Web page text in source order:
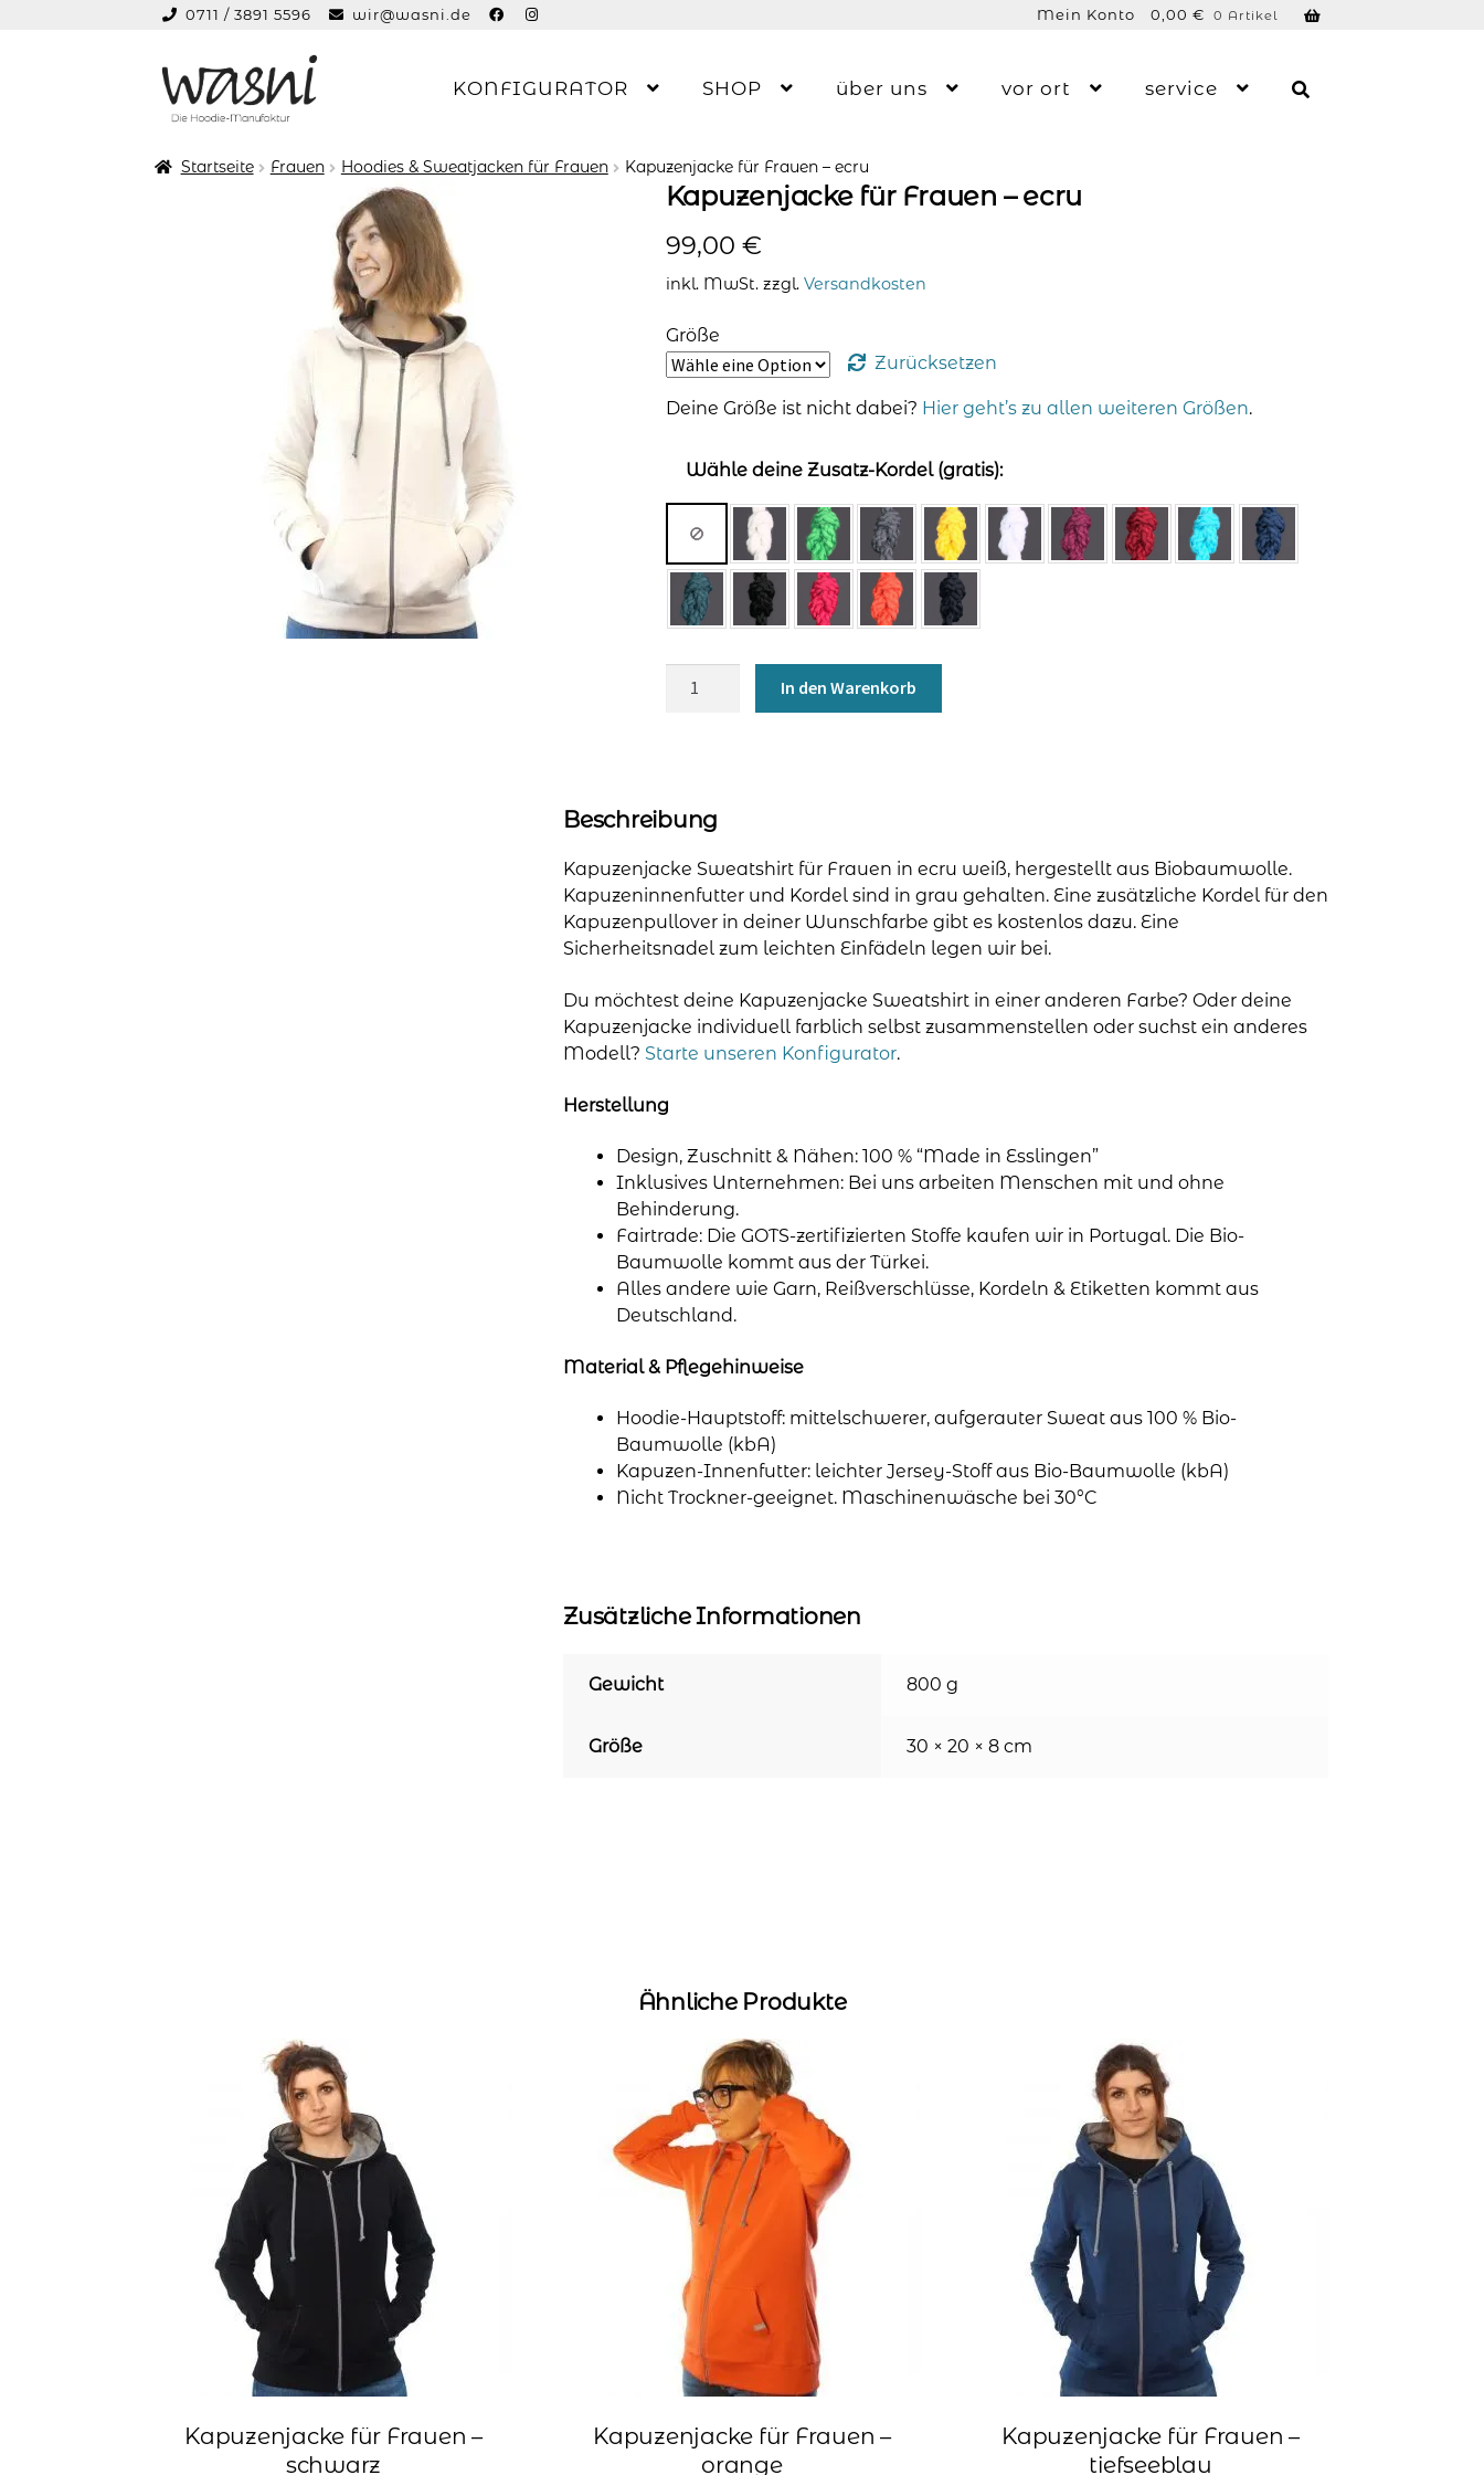
0,00 € 0 Artikel
0711 / 3891 5596 wir@wasni.de Mein Konto
Zur
springen
Zum
springen
KONFIGURATOR SHOP über uns vor ort service
Startseite Frauen Hoodies & Sweatjacken für Frauen Kapuzenjacke für Frauen – ecru
Kapuzenjacke für Frauen – ecru
99,00 €
inkl. MwSt. zzgl. Versandkosten
Größe
Zurücksetzen
Deine Größe ist nicht dabei? Hier geht’s zu allen weiteren Größen.
Wähle deine Zusatz-Kordel (gratis):
In den Warenkorb
Beschreibung
Kapuzenjacke Sweatshirt für Frauen in ecru weiß, hergestellt aus Biobaumwolle.
Kapuzeninnenfutter und Kordel sind in grau gehalten. Eine zusätzliche Kordel für den
Kapuzenpullover in deiner Wunschfarbe gibt es kostenlos dazu. Eine
Sicherheitsnadel zum leichten Einfädeln legen wir bei.
Du möchtest deine Kapuzenjacke Sweatshirt in einer anderen Farbe? Oder deine
Kapuzenjacke individuell farblich selbst zusammenstellen oder suchst ein anderes
Modell? Starte unseren Konfigurator.
Herstellung
Design, Zuschnitt & Nähen: 100 % “Made in Esslingen”
Inklusives Unternehmen: Bei uns arbeiten Menschen mit und ohne
Behinderung.
Fairtrade: Die GOTS-zertifizierten Stoffe kaufen wir in Portugal. Die Bio-
Baumwolle kommt aus der Türkei.
Alles andere wie Garn, Reißverschlüsse, Kordeln & Etiketten kommt aus
Deutschland.
Material & Pflegehinweise
Hoodie-Hauptstoff: mittelschwerer, aufgerauter Sweat aus 100 % Bio-
Baumwolle (kbA)
Kapuzen-Innenfutter: leichter Jersey-Stoff aus Bio-Baumwolle (kbA)
Nicht Trockner-geeignet. Maschinenwäsche bei 30°C
Zusätzliche Informationen
Gewicht 800 g
Größe 30 × 20 × 8 cm
Ähnliche Produkte
Kapuzenjacke für Frauen –
schwarz
Kapuzenjacke für Frauen –
orange
Kapuzenjacke für Frauen –
tiefseeblau